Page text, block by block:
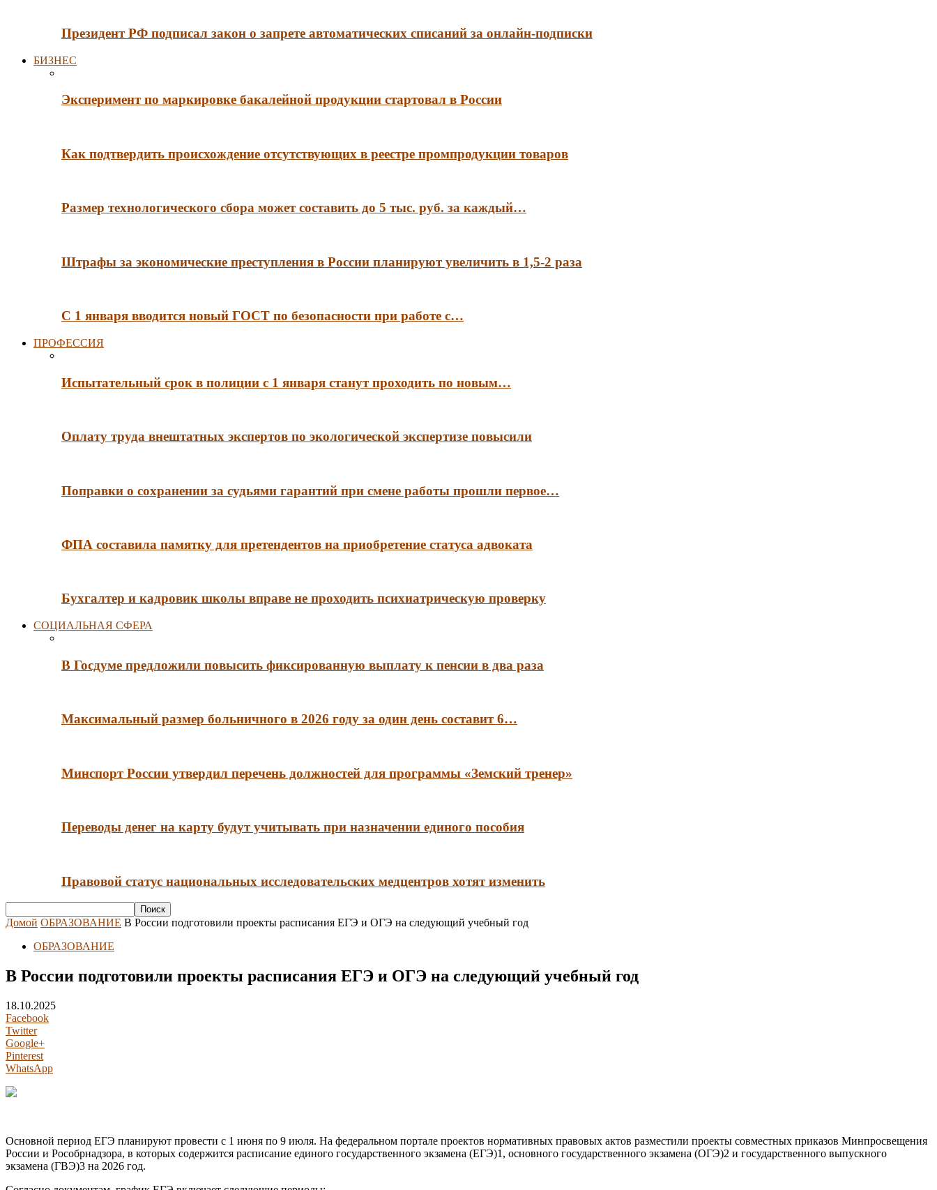
Президент РФ подписал закон о запрете автоматических списаний за онлайн-подписки
БИЗНЕС
Эксперимент по маркировке бакалейной продукции стартовал в России
Как подтвердить происхождение отсутствующих в реестре промпродукции товаров
Размер технологического сбора может составить до 5 тыс. руб. за каждый…
Штрафы за экономические преступления в России планируют увеличить в 1,5-2 раза
С 1 января вводится новый ГОСТ по безопасности при работе с…
ПРОФЕССИЯ
Испытательный срок в полиции с 1 января станут проходить по новым…
Оплату труда внештатных экспертов по экологической экспертизе повысили
Поправки о сохранении за судьями гарантий при смене работы прошли первое…
ФПА составила памятку для претендентов на приобретение статуса адвоката
Бухгалтер и кадровик школы вправе не проходить психиатрическую проверку
СОЦИАЛЬНАЯ СФЕРА
В Госдуме предложили повысить фиксированную выплату к пенсии в два раза
Максимальный размер больничного в 2026 году за один день составит 6…
Минспорт России утвердил перечень должностей для программы «Земский тренер»
Переводы денег на карту будут учитывать при назначении единого пособия
Правовой статус национальных исследовательских медцентров хотят изменить
Домой ОБРАЗОВАНИЕ В России подготовили проекты расписания ЕГЭ и ОГЭ на следующий учебный год
ОБРАЗОВАНИЕ
В России подготовили проекты расписания ЕГЭ и ОГЭ на следующий учебный год
18.10.2025
Facebook
Twitter
Google+
Pinterest
WhatsApp
Основной период ЕГЭ планируют провести с 1 июня по 9 июля. На федеральном портале проектов нормативных правовых актов разместили проекты совместных приказов Минпросвещения
России и Рособрнадзора, в которых содержится расписание единого государственного экзамена (ЕГЭ)1, основного государственного экзамена (ОГЭ)2 и государственного выпускного
экзамена (ГВЭ)3 на 2026 год.